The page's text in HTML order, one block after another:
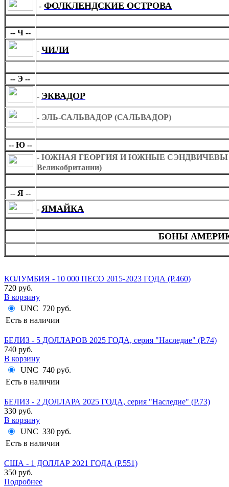
- ФОЛКЛЕНДСКИЕ ОСТРОВА
-- Ч --
- ЧИЛИ
-- Э --
- ЭКВАДОР
- ЭЛЬ-САЛЬВАДОР (САЛЬВАДОР)
-- Ю --
- ЮЖНАЯ ГЕОРГИЯ И ЮЖНЫЕ СЭНДВИЧЕВЫ
Великобритании)
-- Я --
- ЯМАЙКА
БОНЫ
КОЛУМБИЯ - 10 000 ПЕСО 2015-2023 ГОДА (P.460)
720 руб.
В корзину
UNC 720 руб.
Есть в наличии
БЕЛИЗ - 5 ДОЛЛАРОВ 2025 ГОДА, серия "Наследие" (P.74)
740 руб.
В корзину
UNC 740 руб.
Есть в наличии
БЕЛИЗ - 2 ДОЛЛАРА 2025 ГОДА, серия "Наследие" (P.73)
330 руб.
В корзину
UNC 330 руб.
Есть в наличии
США - 1 ДОЛЛАР 2021 ГОДА (P.551)
350 руб.
Подробнее